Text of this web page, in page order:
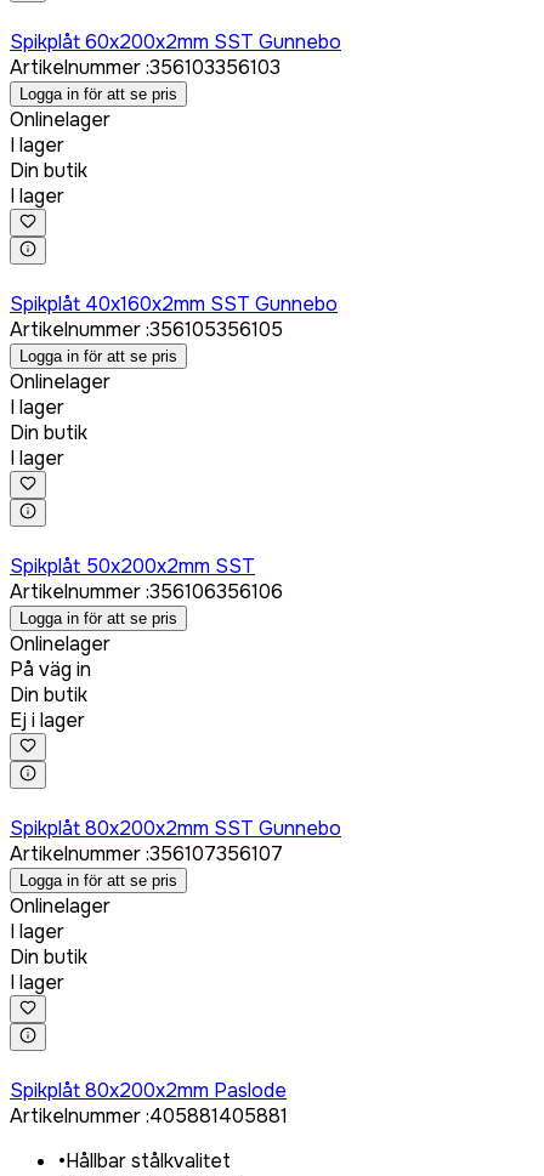
Spikplåt 60x200x2mm SST Gunnebo
Artikelnummer:356103356103
Logga in för att se pris
Onlinelager
I lager
Din butik
I lager
Spikplåt 40x160x2mm SST Gunnebo
Artikelnummer:356105356105
Logga in för att se pris
Onlinelager
I lager
Din butik
I lager
Spikplåt 50x200x2mm SST
Artikelnummer:356106356106
Logga in för att se pris
Onlinelager
På väg in
Din butik
Ej i lager
Spikplåt 80x200x2mm SST Gunnebo
Artikelnummer:356107356107
Logga in för att se pris
Onlinelager
I lager
Din butik
I lager
Spikplåt 80x200x2mm Paslode
Artikelnummer:405881405881
•Hållbar stålkvalitet